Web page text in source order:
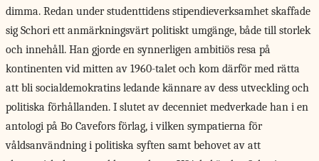
dimma. Redan under studenttidens stipendieverksamhet skaffade
sig Schori ett anmärkningsvärt politiskt umgänge, både till storlek
och innehåll. Han gjorde en synnerligen ambitiös resa på
kontinenten vid mitten av 1960-talet och kom därför med rätta
att bli socialdemokratins ledande kännare av dess utveckling och
politiska förhållanden. I slutet av decenniet medverkade han i en
antologi på Bo Cavefors förlag, i vilken sympatierna för
våldsanvändning i politiska syften samt behovet av att